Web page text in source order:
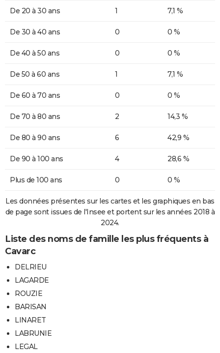
De 20 à 30 ans 1 7,1 %
De 30 à 40 ans 0 0 %
De 40 à 50 ans 0 0 %
De 50 à 60 ans 1 7,1 %
De 60 à 70 ans 0 0 %
De 70 à 80 ans 2 14,3 %
De 80 à 90 ans 6 42,9 %
De 90 à 100 ans 4 28,6 %
Plus de 100 ans 0 0 %
Les données présentes sur les cartes et les graphiques en bas
de page sont issues de l'Insee et portent sur les années 2018 à
2024.
Liste des noms de famille les plus fréquents à
Cavarc
DELRIEU
LAGARDE
ROUZIE
BARISAN
LINARET
LABRUNIE
LEGAL